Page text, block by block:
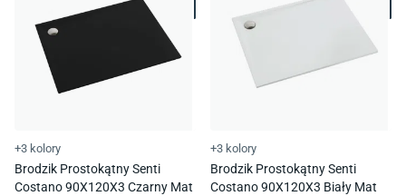
+3 kolory
Brodzik Prostokątny Senti
Costano 90X120X3 Czarny Mat
+3 kolory
Brodzik Prostokątny Senti
Costano 90X120X3 Biały Mat